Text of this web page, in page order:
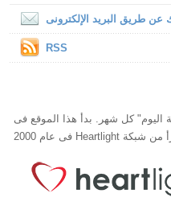
عن طريق البريد الإلكترونى
RSS
يقرأ "آيــة اليوم" كل شهر. بدأ هذا الموقع فى